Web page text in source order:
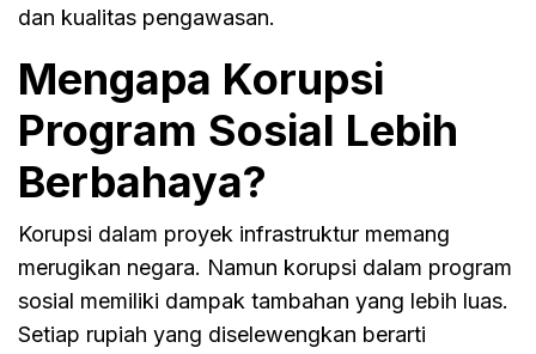
dan kualitas pengawasan.
Mengapa Korupsi
Program Sosial Lebih
Berbahaya?
Korupsi dalam proyek infrastruktur memang
merugikan negara. Namun korupsi dalam program
sosial memiliki dampak tambahan yang lebih luas.
Setiap rupiah yang diselewengkan berarti